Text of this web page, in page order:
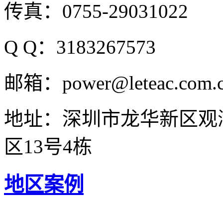
传真：0755-29031022
Q Q：3183267573
邮箱：
地址：深圳市龙华新区
区13号4栋
地区案例